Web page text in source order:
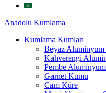
Anadolu Kumlama
Kumlama Kumları
Beyaz
Kahverengi
Pembe
Garnet Kumu
Cam Küre